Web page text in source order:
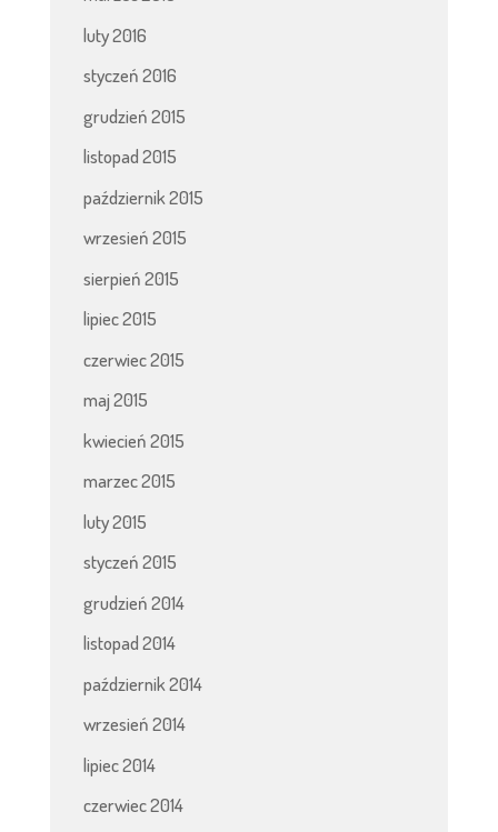
luty 2016
styczeń 2016
grudzień 2015
listopad 2015
październik 2015
wrzesień 2015
sierpień 2015
lipiec 2015
czerwiec 2015
maj 2015
kwiecień 2015
marzec 2015
luty 2015
styczeń 2015
grudzień 2014
listopad 2014
październik 2014
wrzesień 2014
lipiec 2014
czerwiec 2014